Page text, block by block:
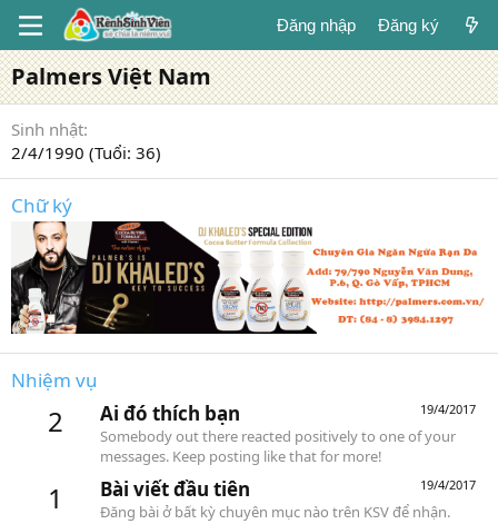
Đăng nhập Đăng ký
Palmers Việt Nam
Sinh nhật
2/4/1990 (Tuổi: 36)
Chữ ký
Nhiệm vụ
2 19/4/2017
Ai đó thích bạn
Somebody out there reacted positively to one of your
messages. Keep posting like that for more!
1 19/4/2017
Bài viết đầu tiên
Đăng bài ở bất kỳ chuyên mục nào trên KSV để nhận.